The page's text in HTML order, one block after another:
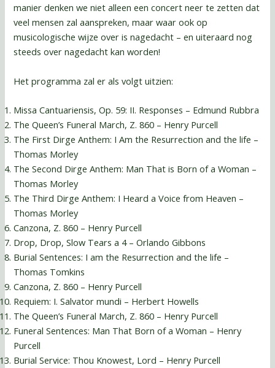
manier denken we niet alleen een concert neer te zetten dat
veel mensen zal aanspreken, maar waar ook op
musicologische wijze over is nagedacht – en uiteraard nog
steeds over nagedacht kan worden!
Het programma zal er als volgt uitzien:
Missa Cantuariensis, Op. 59: II. Responses – Edmund Rubbra
The Queen’s Funeral March, Z. 860 – Henry Purcell
The First Dirge Anthem: I Am the Resurrection and the life –
Thomas Morley
The Second Dirge Anthem: Man That is Born of a Woman –
Thomas Morley
The Third Dirge Anthem: I Heard a Voice from Heaven –
Thomas Morley
Canzona, Z. 860 – Henry Purcell
Drop, Drop, Slow Tears a 4 – Orlando Gibbons
Burial Sentences: I am the Resurrection and the life –
Thomas Tomkins
Canzona, Z. 860 – Henry Purcell
Requiem: I. Salvator mundi – Herbert Howells
The Queen’s Funeral March, Z. 860 – Henry Purcell
Funeral Sentences: Man That Born of a Woman – Henry
Purcell
Burial Service: Thou Knowest, Lord – Henry Purcell